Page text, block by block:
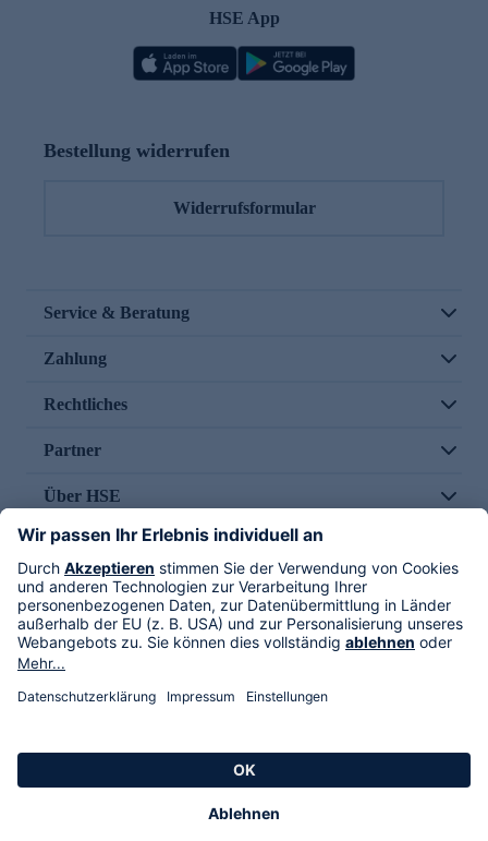
HSE App
Bestellung widerrufen
Widerrufsformular
Service & Beratung
Zahlung
Rechtliches
Partner
Über HSE
Im TV
HSE International